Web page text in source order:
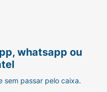
whatsapp ou
sem passar pelo caixa.